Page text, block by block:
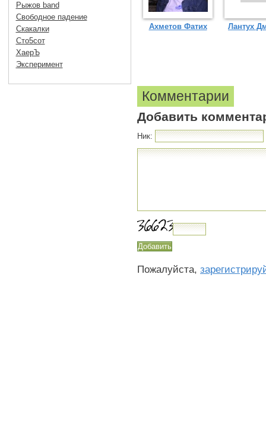
Ахметов Фатих Лантух
Комментарии
Добавить
Ник:
Пожалуйста,
Рыжов band
Свободное падение
Скакалки
Сто5сот
ХаерЪ
Эксперимент